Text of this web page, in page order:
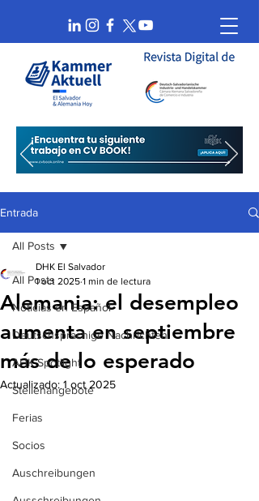
Entrada
All Posts
Noticias en Español
Deutschsprachige Nachrichten
AHK Spotlight
Stellenangebote
Ferias
Socios
Auschreibungen
All Posts
Alemania: el desempleo
aumenta en septiembre
más de lo esperado
DHK El Salvador
1 oct 2025 1 min de lectura
Actualizado: 1 oct 2025